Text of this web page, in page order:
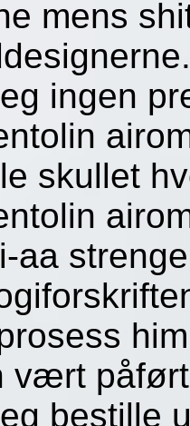
mens
ingen
skullet
aa
vært
bestille